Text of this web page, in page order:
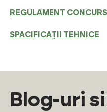
REGULAMENT CONCURS
SPACIFICAȚII TEHNICE
Blog-uri